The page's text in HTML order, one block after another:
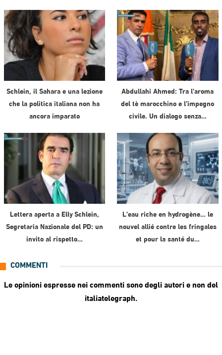
Schlein, il Sahara e una lezione
che la politica italiana non ha
ancora imparato
Abdullahi Ahmed: Tra l’aroma
del tè marocchino e l’impegno
civile. Un dialogo senza…
Lettera aperta a Elly Schlein,
Segretaria Nazionale del PD: un
invito al rispetto…
L’eau riche en hydrogène… le
nouvel allié contre les fringales
et pour la santé du…
COMMENTI
Le opinioni espresse nei commenti sono degli autori e non del
italiatelegraph.